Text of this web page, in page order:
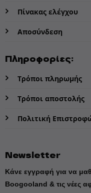
Πίνακας ελέγχου
Αποσύνδεση
Πληροφορίες:
Τρόποι πληρωμής
Τρόποι αποστολής
Πολιτική
Newsletter
Κάνε εγγραφή για να
Boogooland & τις νέες